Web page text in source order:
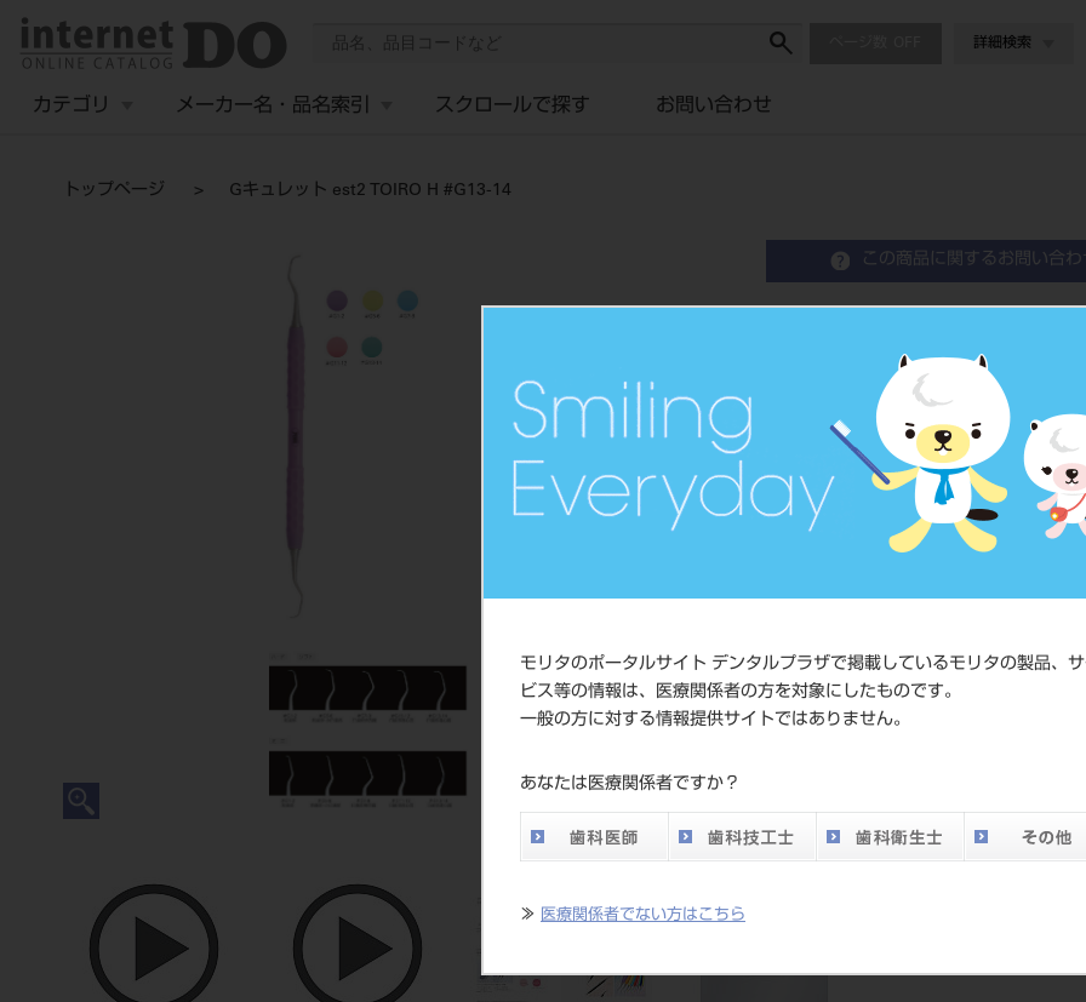
モリタのポータルサイト デンタルプラザで掲載しているモリタの製品、
ビス等の情報は、医療関係者の方を対象にしたものです。
一般の方に対する情報提供サイトではありません。
あなたは医療関係者ですか？
≫ 医療関係者でない方はこちら
詳細検索
カテゴリ メーカー名・品名索引 スクロールで探す お問い合わせ
トップページ Gキュレット est2 TOIRO H #G13-14
この商品に関するお問い合わ
Gキュレット est2 TOIRO
品目コード
JAN/EANコー
価格の確認
ネット会員
い。
発売日